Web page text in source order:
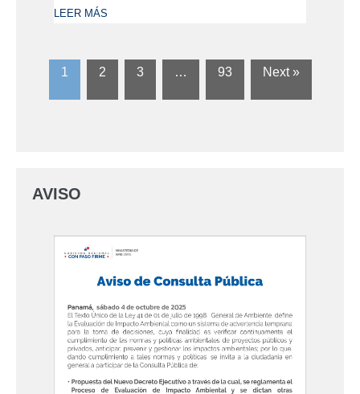
LEER MÁS
1 2 3 … 93 Next »
AVISO